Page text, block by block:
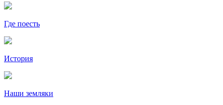
Где поесть
История
Наши земляки